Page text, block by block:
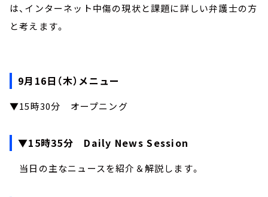
は、インターネット中傷の現状と課題に詳しい弁護士の方
と考えます。
9月16日（木）メニュー
▼15時30分 オープニング
▼15時35分 Daily News Session
当日の主なニュースを紹介＆解説します。